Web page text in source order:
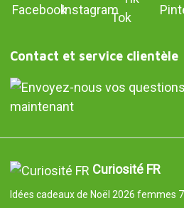
Contact et service clientèle
maintenant
Curiosité FR
Idées cadeaux de Noël 2026 femmes